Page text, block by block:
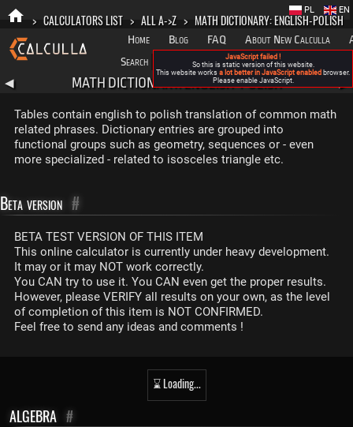
> CALCULATORS LIST > ALL A->Z > MATH DICTIONARY: ENGLISH-POLISH
Home Blog FAQ About New Calculla
Search
Categories
EN
PL
◀ MATH DICTIONARY: ENGLISH-POLISH
Tables contain english to polish translation of common math
related phrases. Dictionary entries are grouped into
functional groups such as geometry, sequences or - even
more specialized - related to isosceles triangle etc.
Beta version #
BETA TEST VERSION OF THIS ITEM
This online calculator is currently under heavy development.
It may or it may NOT work correctly.
You CAN try to use it. You CAN even get the proper results.
However, please VERIFY all results on your own, as the level
of completion of this item is NOT CONFIRMED.
Feel free to send any ideas and comments !
⌛ Loading...
ALGEBRA #
JavaScript failed !
So this is static version of this website.
This website works a lot better in JavaScript enabled browser.
Please enable JavaScript.